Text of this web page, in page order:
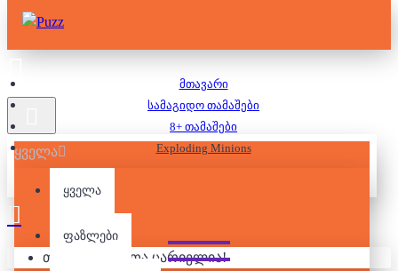
ყველა
ყველა
ფაზლები
თქვენი კალათა ცარიელია!
მთავარი
სამაგიდო თამაშები
8+ თამაშები
Exploding Minions
EXPLODING MINIONS